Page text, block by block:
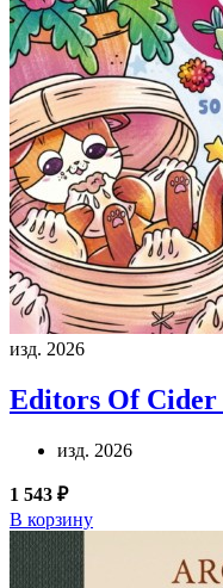
изд. 2026
Editors Of
изд. 2026
1 543 ₽
В корзину